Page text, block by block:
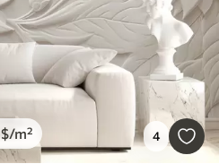
$/m² 4